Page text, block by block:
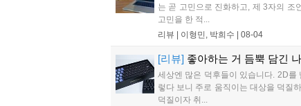
는 곧 고민으로 진화하고, 제 3자의 조
고민을 한 적...
리뷰 | 이형민, 박희수 08-04
[리뷰] 좋아하는 거 듬뿍 담긴
세상엔 많은 덕후들이 있습니다. 2D
렇다 보니 주로 움직이는 대상을 덕질
덕질이자 취...